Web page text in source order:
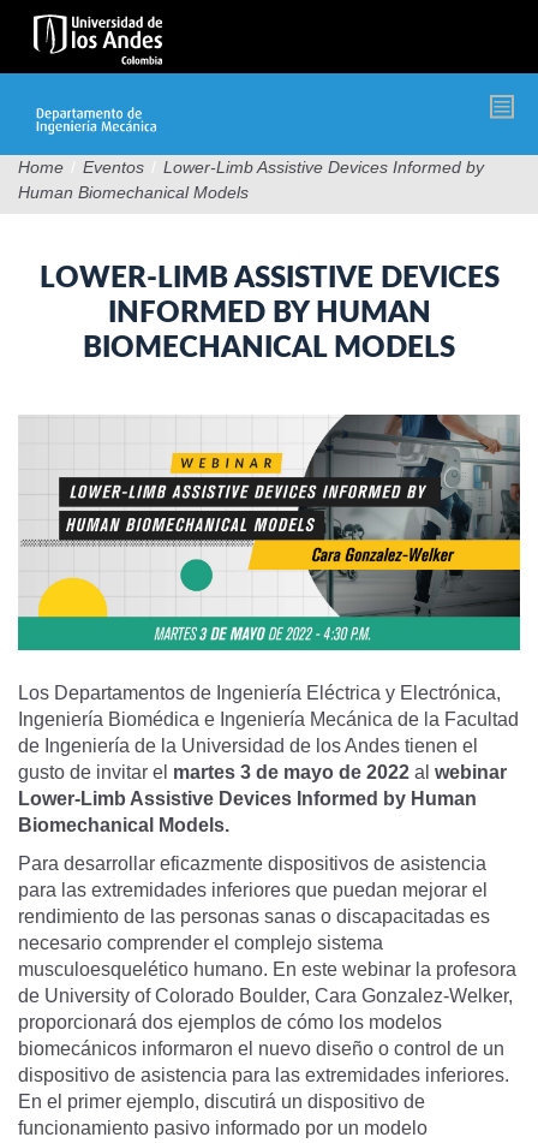
Pasar
contenido
Home / Eventos / Lower-Limb Assistive Devices Informed by
Human Biomechanical Models
LOWER-LIMB ASSISTIVE DEVICES
INFORMED BY HUMAN
BIOMECHANICAL MODELS
Los Departamentos de Ingeniería Eléctrica y Electrónica,
Ingeniería Biomédica e Ingeniería Mecánica de la Facultad
de Ingeniería de la Universidad de los Andes tienen el
gusto de invitar el martes 3 de mayo de 2022 al webinar
Lower-Limb Assistive Devices Informed by Human
Biomechanical Models.
Para desarrollar eficazmente dispositivos de asistencia
para las extremidades inferiores que puedan mejorar el
rendimiento de las personas sanas o discapacitadas es
necesario comprender el complejo sistema
musculoesquelético humano. En este webinar la profesora
de University of Colorado Boulder, Cara Gonzalez-Welker,
proporcionará dos ejemplos de cómo los modelos
biomecánicos informaron el nuevo diseño o control de un
dispositivo de asistencia para las extremidades inferiores.
En el primer ejemplo, discutirá un dispositivo de
funcionamiento pasivo informado por un modelo